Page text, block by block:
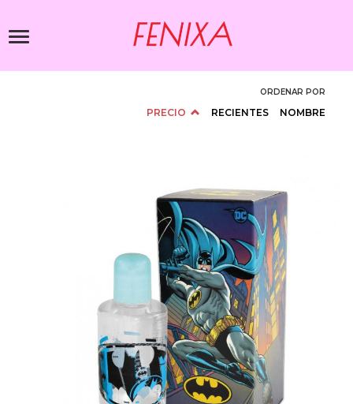
contenido
Toggle
ORDENAR POR
PRECIO RECIENTES NOMBRE